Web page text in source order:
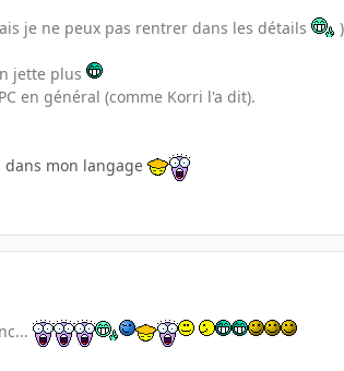
je ne peux pas rentrer dans les détails
jette plus
en général (comme Korri l'a dit).
dans mon langage